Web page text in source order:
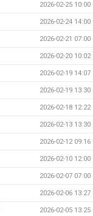
2026-02-25 10:00
2026-02-24 14:00
2026-02-21 07:00
2026-02-20 10:02
2026-02-19 14:07
2026-02-19 13:30
2026-02-18 12:22
2026-02-13 13:30
2026-02-12 09:16
2026-02-10 12:00
2026-02-07 07:00
2026-02-06 13:27
2026-02-05 13:25